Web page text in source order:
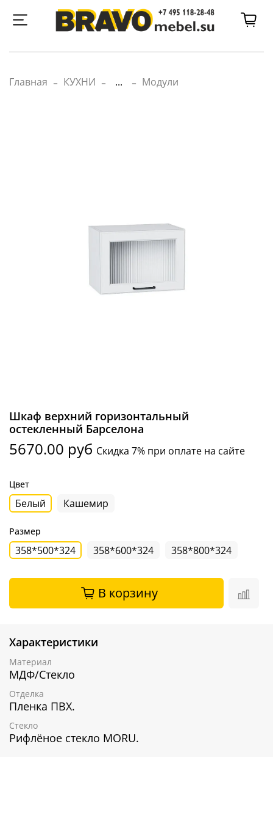
Главная КУХНИ ... Модули
Шкаф верхний горизонтальный
остекленный Барселона
5670.00 руб Скидка 7% при оплате на сайте
Цвет
Белый Кашемир
Размер
358*500*324 358*600*324 358*800*324
В корзину
Характеристики
Материал
МДФ/Стекло
Отделка
Пленка ПВХ.
Стекло
Рифлёное стекло MORU.